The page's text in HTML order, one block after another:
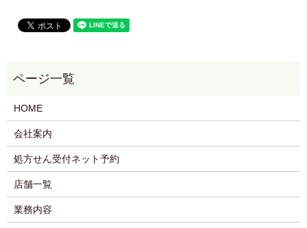
HOME
会社案内
処方せん受付ネット予約
店舗一覧
業務内容